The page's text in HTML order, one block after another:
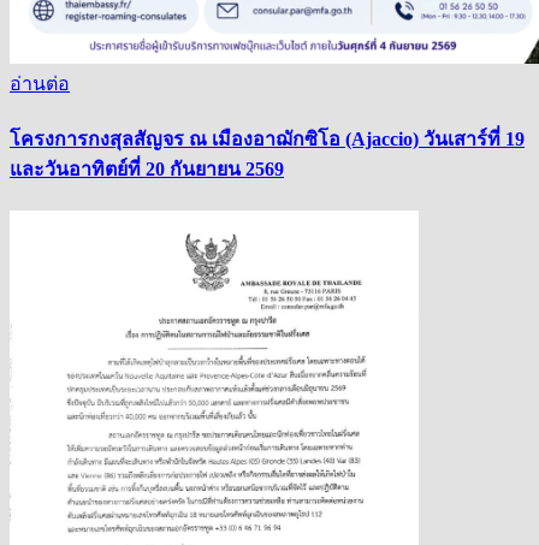
อ่านต่อ
โครงการกงสุลสัญจร ณ เมืองอาฌักซิโอ (Ajaccio) วันเสาร์ที่ 19
และวันอาทิตย์ที่ 20 กันยายน 2569